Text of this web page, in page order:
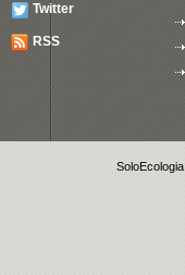
Twitter
RSS